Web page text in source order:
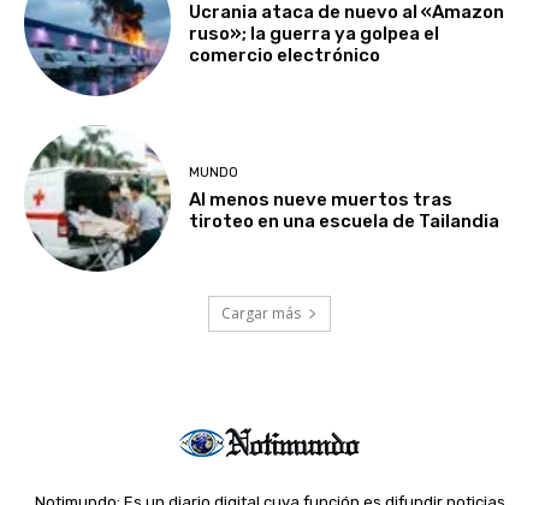
Ucrania ataca de nuevo al «Amazon
ruso»; la guerra ya golpea el
comercio electrónico
MUNDO
Al menos nueve muertos tras
tiroteo en una escuela de Tailandia
Cargar más